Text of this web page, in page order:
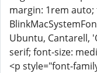
margin: 1rem
Ubuntu, Cantarell,
serif; font-size:
<p style="font-